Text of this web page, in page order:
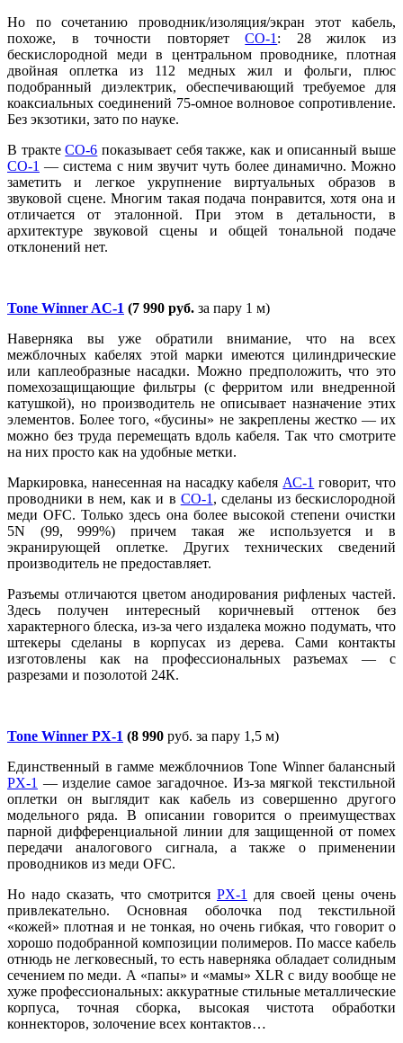
Но по сочетанию проводник/изоляция/экран этот кабель,
похоже, в точности повторяетCO-1 : 28 жилок из
бескислородной меди в центральном проводнике, плотная
двойная оплетка из 112 медных жил и фольги, плюс
подобранный диэлектрик, обеспечивающий требуемое для
коаксиальных соединений 75-омное волновое сопротивление.
Без экзотики, зато по науке.
В трактеCO-6 показывает себя также, как и описанный выше
CO-1 — система с ним звучит чуть более динамично. Можно
заметить и легкое укрупнение виртуальных образов в
звуковой сцене. Многим такая подача понравится, хотя она и
отличается от эталонной. При этом в детальности, в
архитектуре звуковой сцены и общей тональной подаче
отклонений нет.
Tone Winner AC-1 (7 990 руб. за пару 1 м)
Наверняка вы уже обратили внимание, что на всех
межблочных кабелях этой марки имеются цилиндрические
или каплеобразные насадки. Можно предположить, что это
помехозащищающие фильтры (с ферритом или внедренной
катушкой), но производитель не описывает назначение этих
элементов. Более того, «бусины» не закреплены жестко — их
можно без труда перемещать вдоль кабеля. Так что смотрите
на них просто как на удобные метки.
Маркировка, нанесенная на насадку кабеля АС-1 говорит, что
проводники в нем, как и в CO-1 , сделаны из бескислородной
меди OFC. Только здесь она более высокой степени очистки
5N (99, 999%) причем такая же используется и в
экранирующей оплетке. Других технических сведений
производитель не предоставляет.
Разъемы отличаются цветом анодирования рифленых частей.
Здесь получен интересный коричневый оттенок без
характерного блеска, из-за чего издалека можно подумать, что
штекеры сделаны в корпусах из дерева. Сами контакты
изготовлены как на профессиональных разъемах — с
разрезами и позолотой 24К.
Tone Winner PX-1 (8 990 руб. за пару 1,5 м)
Единственный в гамме межблочниов Tone Winner балансный
PX-1 — изделие самое загадочное. Из-за мягкой текстильной
оплетки он выглядит как кабель из совершенно другого
модельного ряда. В описании говорится о преимуществах
парной дифференциальной линии для защищенной от помех
передачи аналогового сигнала, а также о применении
проводников из меди OFC.
Но надо сказать, что смотрится PX-1
для своей цены очень
привлекательно. Основная оболочка под текстильной
«кожей» плотная и не тонкая, но очень гибкая, что говорит о
хорошо подобранной композиции полимеров. По массе кабель
отнюдь не легковесный, то есть наверняка обладает солидным
сечением по меди. А «папы» и «мамы» XLR с виду вообще не
хуже профессиональных: аккуратные стильные металлические
корпуса, точная сборка, высокая чистота обработки
коннекторов, золочение всех контактов…